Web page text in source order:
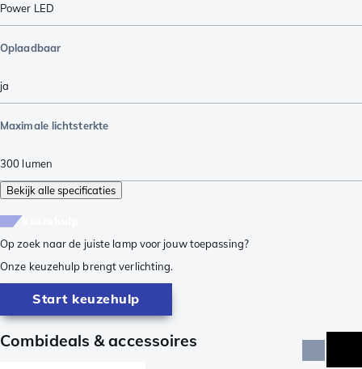
Power LED
Oplaadbaar
ja
Maximale lichtsterkte
300 lumen
Bekijk alle specificaties
Op zoek naar de juiste lamp voor jouw toepassing?
Onze keuzehulp brengt verlichting.
Start keuzehulp
Combideals & accessoires